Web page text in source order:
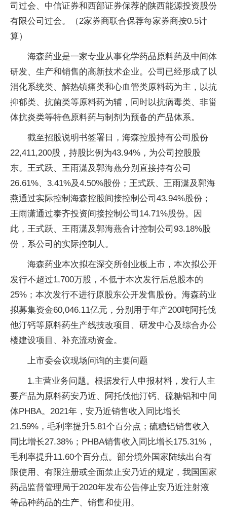
司过会、中信证券和西部证券保荐的陕西能源投资股份
有限公司过会。（2家券商联合保荐每家券商按0.5计
算）
海森药业是一家专业从事化学药品原料药及中间体
研发、生产和销售的高新技术企业。公司已经形成了以
消化系统类、解热镇痛类和心血管类原料药为主，以抗
抑郁类、抗菌类等原料药为辅，同时以抗病毒类、非甾
体抗炎类等特色原料药与制剂为预备的产品体系。
截至招股说明书签署日，海森控股持有公司股份
22,411,200股，持股比例为43.94%，为公司控股股
东。王式跃、王雨潇及郭海燕分别直接持有公司
26.61%、3.41%及4.50%股份；王式跃、王雨潇及郭海
燕通过实际控制海森控股间接控制公司43.94%股份；
王雨潇通过泰齐投资间接控制公司14.71%股份。因
此，王式跃、王雨潇及郭海燕合计控制公司93.18%股
份，系公司的实际控制人。
海森药业本次拟在深交所创业板上市，本次拟公开
发行不超过1,700万股，不低于本次发行后总股本的
25%；本次发行不进行原股东公开发售股份。海森药业
拟募集资金60,046.11亿元，分别用于年产200吨阿托伐
他汀钙等原料药生产线技改项目、研发中心及综合办公
楼建设项目、补充流动资金。
上市委会议现场问询的主要问题
1.主营业务问题。根据发行人申报材料，发行人主
要产品为原料药安乃近、阿托伐他汀钙、硫糖铝和中间
体PHBA。2021年，安乃近销售收入同比增长
21.59%，毛利率提升5.81个百分点；硫糖铝销售收入
同比增长27.38%；PHBA销售收入同比增长175.31%，
毛利率提升11.60个百分点。部分境外国家陆续出台有
限使用、有限注册或全面禁止安乃近的规定，我国国家
药品监督管理局于2020年发布公告停止安乃近注射液
等品种药品的生产、销售和使用。